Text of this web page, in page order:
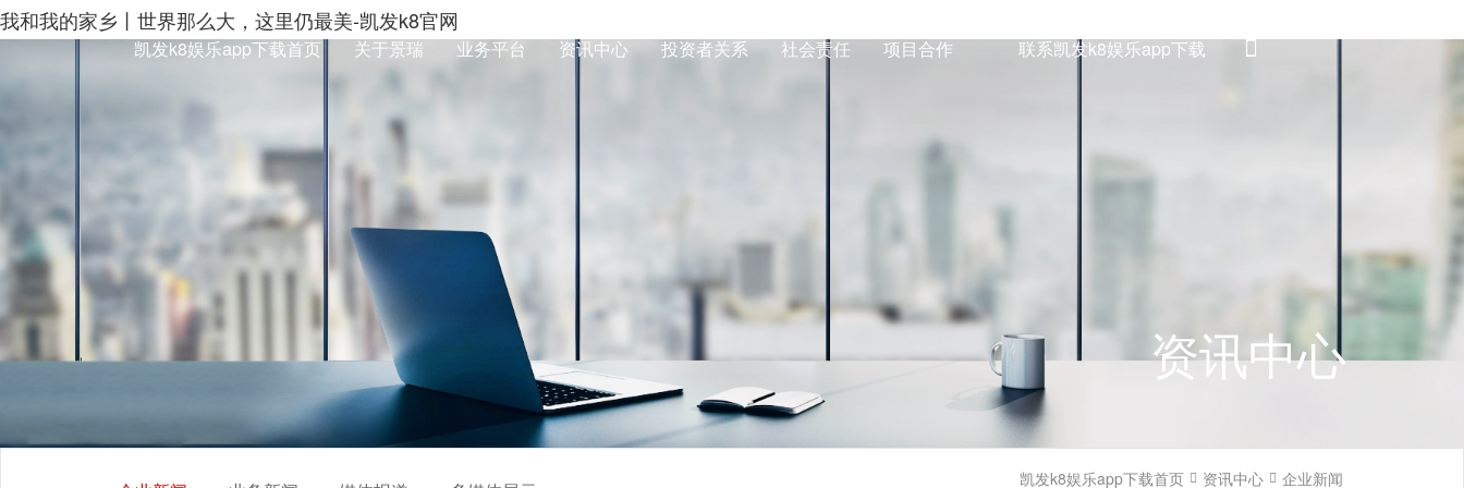
我和我的家乡丨世界那么大，这里仍最美-凯发k8官网
凯发k8娱乐app下载首页 关于景瑞 业务平台 资讯中心 投资者关系 社会责任 项目合作 联系凯发k8娱乐app下载 
资讯中心
凯发k8娱乐app下载首页  资讯中心  企业新闻